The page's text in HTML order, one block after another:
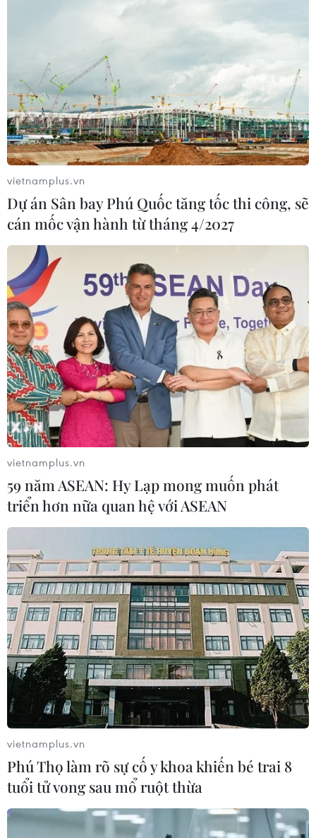
vietnamplus.vn
Dự án Sân bay Phú Quốc tăng tốc thi công, sẽ
cán mốc vận hành từ tháng 4/2027
vietnamplus.vn
59 năm ASEAN: Hy Lạp mong muốn phát
triển hơn nữa quan hệ với ASEAN
vietnamplus.vn
Phú Thọ làm rõ sự cố y khoa khiến bé trai 8
tuổi tử vong sau mổ ruột thừa